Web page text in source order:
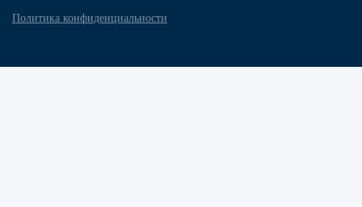
Политика конфиденциальности